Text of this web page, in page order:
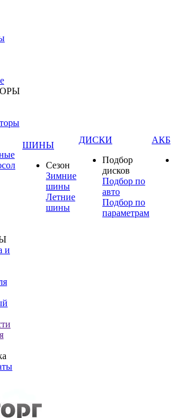
и
ШИНЫ
Сезон
Зимние
шины
Летние
шины
ДИСКИ
Подбор
дисков
Подбор по
авто
Подбор по
параметрам
АКБ